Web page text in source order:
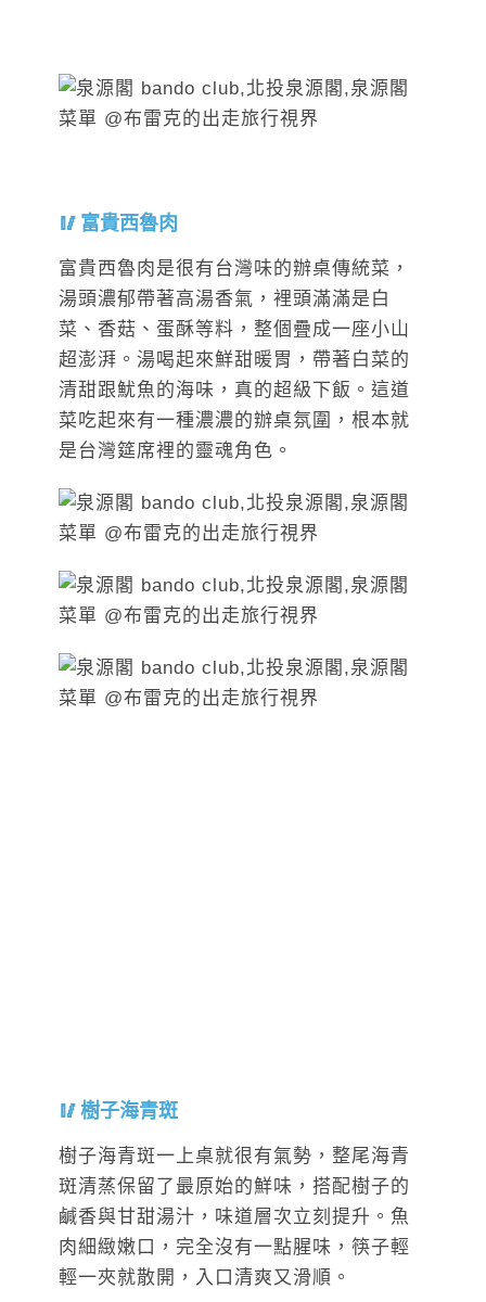
富貴西魯肉
富貴西魯肉是很有台灣味的辦桌傳統菜，
湯頭濃郁帶著高湯香氣，裡頭滿滿是白
菜、香菇、蛋酥等料，整個疊成一座小山
超澎湃。湯喝起來鮮甜暖胃，帶著白菜的
清甜跟魷魚的海味，真的超級下飯。這道
菜吃起來有一種濃濃的辦桌氛圍，根本就
是台灣筵席裡的靈魂角色。
樹子海青斑
樹子海青斑一上桌就很有氣勢，整尾海青
斑清蒸保留了最原始的鮮味，搭配樹子的
鹹香與甘甜湯汁，味道層次立刻提升。魚
肉細緻嫩口，完全沒有一點腥味，筷子輕
輕一夾就散開，入口清爽又滑順。